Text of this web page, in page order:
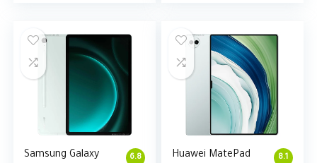
6.8
Samsung Galaxy
8.1
Huawei MatePad